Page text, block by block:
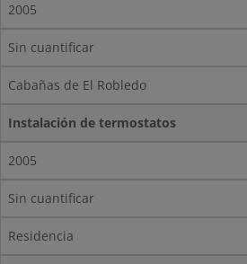
2005
Sin cuantificar
Cabañas de El Robledo
Instalación de termostatos
2005
Sin cuantificar
Residencia